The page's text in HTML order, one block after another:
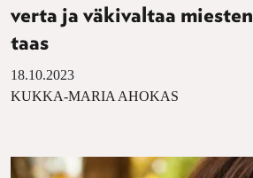
verta ja väkivaltaa
taas
18.10.2023
KUKKA-MARIA AHOKAS